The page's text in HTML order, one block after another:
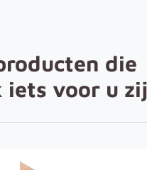
die
iets voor u